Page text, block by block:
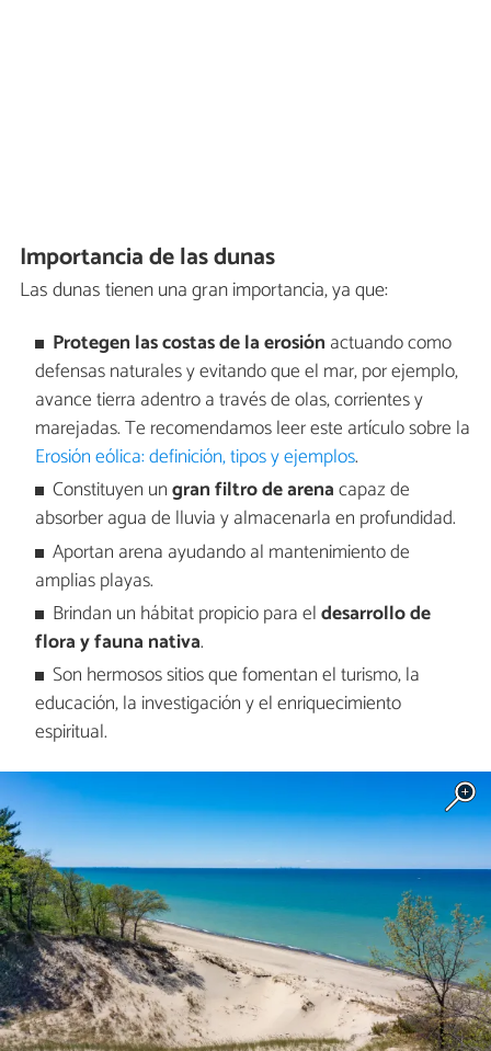
Importancia de las dunas
Las dunas tienen una gran importancia, ya que:
Protegen las costas de la erosión actuando como
defensas naturales y evitando que el mar, por ejemplo,
avance tierra adentro a través de olas, corrientes y
marejadas. Te recomendamos leer este artículo sobre la
Erosión eólica: definición, tipos y ejemplos.
Constituyen ungran filtro de arenacapaz de
absorber agua de lluvia y almacenarla en profundidad.
Aportan arena ayudando al mantenimiento de
amplias playas.
Brindan un hábitat propicio para eldesarrollo de
flora y fauna nativa.
Son hermosos sitios que fomentan el turismo, la
educación, la investigación y el enriquecimiento
espiritual.